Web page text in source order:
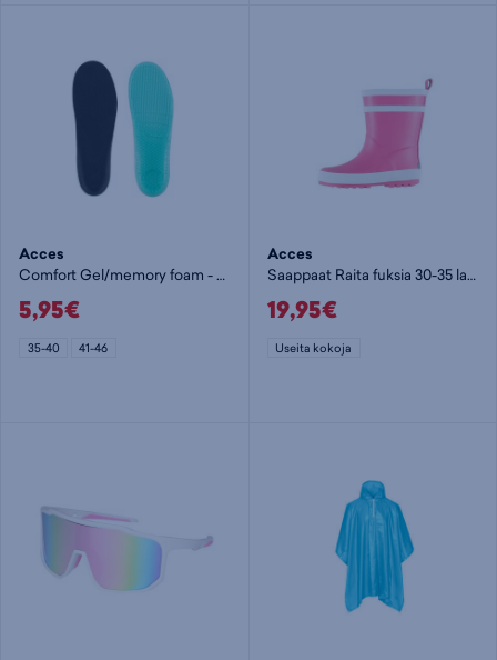
Acces
Comfort Gel/memory foam - pohjalliset
5,95€
35-40 41-46
Acces
Saappaat Raita fuksia 30-35 lajitelma - lasten kumisaapas
19,95€
Useita kokoja